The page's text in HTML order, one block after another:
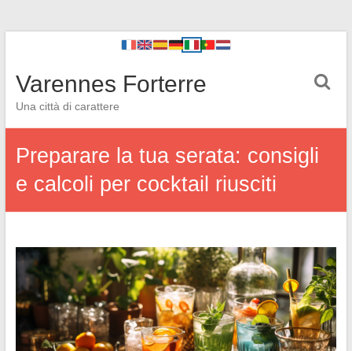
Varennes Forterre
Una città di carattere
Preparare la tua serata: consigli
e calcoli per cocktail riusciti